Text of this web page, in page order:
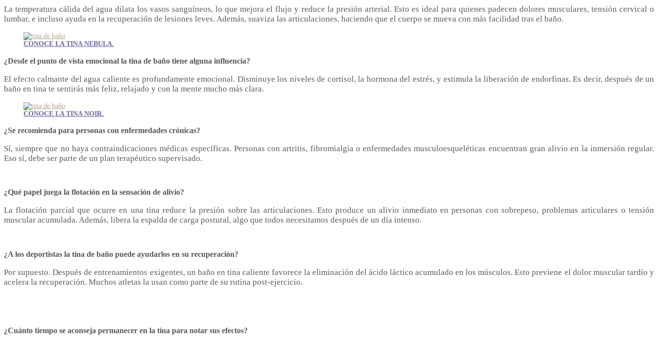
La temperatura cálida del agua dilata los vasos sanguíneos, lo que mejora el flujo y reduce la presión arterial. Esto es ideal para quienes padecen dolores musculares, tensión cervical o
lumbar, e incluso ayuda en la recuperación de lesiones leves. Además, suaviza las articulaciones, haciendo que el cuerpo se mueva con más facilidad tras el baño.
CONOCE LA TINA NEBULA.
¿Desde el punto de vista emocional la tina de baño tiene alguna influencia?
El efecto calmante del agua caliente es profundamente emocional. Disminuye los niveles de cortisol, la hormona del estrés, y estimula la liberación de endorfinas. Es decir, después de un
baño en tina te sentirás más feliz, relajado y con la mente mucho más clara.
CONOCE LA TINA NOIR.
¿Se recomienda para personas con enfermedades crónicas?
Sí, siempre que no haya contraindicaciones médicas específicas. Personas con artritis, fibromialgia o enfermedades musculoesqueléticas encuentran gran alivio en la inmersión regular.
Eso sí, debe ser parte de un plan terapéutico supervisado.
¿Qué papel juega la flotación en la sensación de alivio?
La flotación parcial que ocurre en una tina reduce la presión sobre las articulaciones. Esto produce un alivio inmediato en personas con sobrepeso, problemas articulares o tensión
muscular acumulada. Además, libera la espalda de carga postural, algo que todos necesitamos después de un día intenso.
¿A los deportistas la tina de baño puede ayudarlos en su recuperación?
Por supuesto. Después de entrenamientos exigentes, un baño en tina caliente favorece la eliminación del ácido láctico acumulado en los músculos. Esto previene el dolor muscular tardío y
acelera la recuperación. Muchos atletas la usan como parte de su rutina post-ejercicio.
¿Cuánto tiempo se aconseja permanecer en la tina para notar sus efectos?